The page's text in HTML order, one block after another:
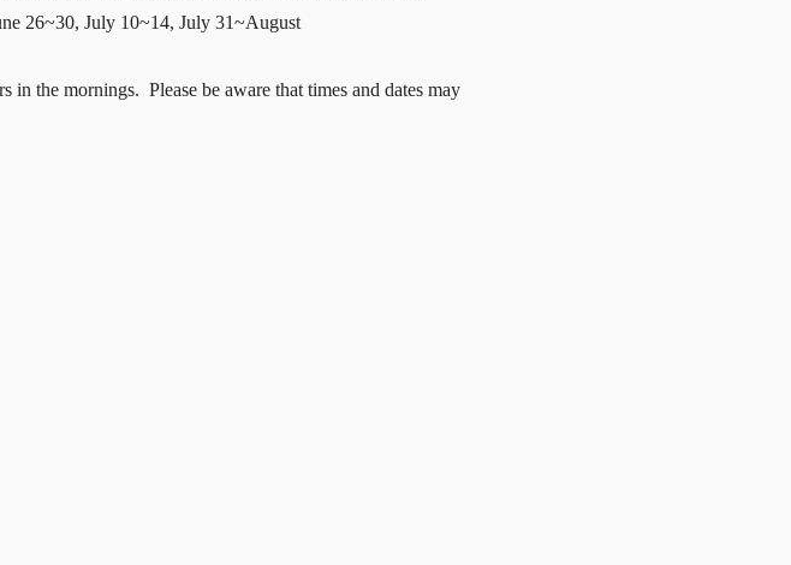
26~30, July 10~14, July 31~August
the mornings. Please be aware that times and dates may